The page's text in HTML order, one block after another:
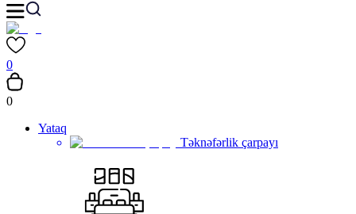
0
0
Yataq
Təknəfərlik çarpayı